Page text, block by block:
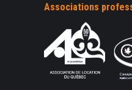
Associations